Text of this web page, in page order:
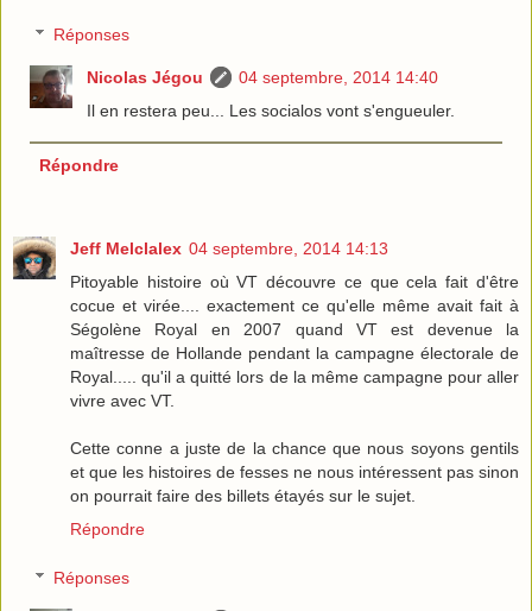
Réponses
Nicolas Jégou
04 septembre, 2014 14:40
Il en restera peu... Les socialos vont s'engueuler.
Répondre
Jeff Melclalex 04 septembre, 2014 14:13
Pitoyable histoire où VT découvre ce que cela fait d'être
cocue et virée.... exactement ce qu'elle même avait fait à
Ségolène Royal en 2007 quand VT est devenue la
maîtresse de Hollande pendant la campagne électorale de
Royal..... qu'il a quitté lors de la même campagne pour aller
vivre avec VT.
Cette conne a juste de la chance que nous soyons gentils
et que les histoires de fesses ne nous intéressent pas sinon
on pourrait faire des billets étayés sur le sujet.
Répondre
Réponses